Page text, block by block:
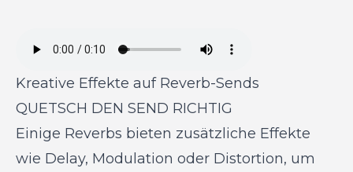
Kreative Effekte auf Reverb-Sends
QUETSCH DEN SEND RICHTIG
Einige Reverbs bieten zusätzliche Effekte
wie Delay, Modulation oder Distortion, um